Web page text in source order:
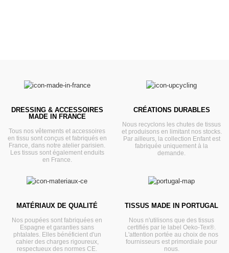
DRESSING & ACCESSOIRES
MADE IN FRANCE
Tous nos vêtements et accessoires
en tissu sont conçus et fabriqués en
France, dans notre atelier parisien.
Les tissus sont également enduits
en France.
CRÉATIONS DURABLES
Nous recyclons les chutes de tissus
et produisons en limitant nos stocks.
Par ailleurs, la collection Enfant est
fabriquée uniquement à la
demande.
MATÉRIAUX DE QUALITÉ
Nos poupées sont fabriquées en
Espagne et garanties sans
phtalates. Elles bénéficient d'un
cahier des charges rigoureux,
respectueux des normes CE.
TISSUS MADE IN PORTUGAL
Nous n'utilisons que des tissus
certifiés par le label Oeko-Tex®.
L'attention portée au choix de nos
fournisseurs est primordiale pour
nous.